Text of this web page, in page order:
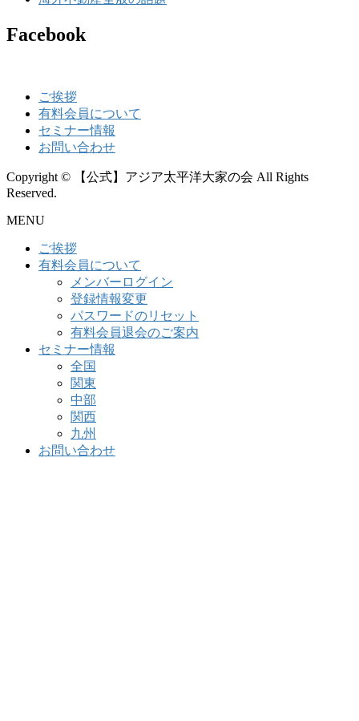
Facebook
ご挨拶
有料会員について
セミナー情報
お問い合わせ
Copyright © 【公式】アジア太平洋大家の会 All Rights
Reserved.
MENU
ご挨拶
有料会員について
メンバーログイン
登録情報変更
パスワードのリセット
有料会員退会のご案内
セミナー情報
全国
関東
中部
関西
九州
お問い合わせ